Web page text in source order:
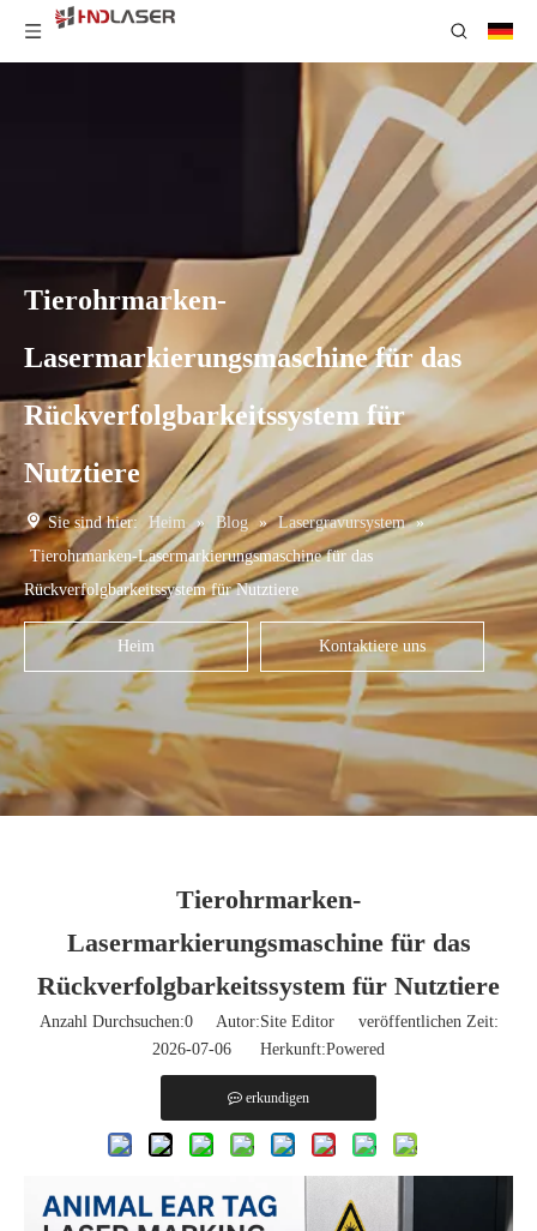
Tierohrmarken-
Lasermarkierungsmaschine für das
Rückverfolgbarkeitssystem für
Nutztiere
Sie sind hier: Heim » Blog » Lasergravursystem »
Tierohrmarken-Lasermarkierungsmaschine für das
Rückverfolgbarkeitssystem für Nutztiere
Heim Kontaktiere uns
Tierohrmarken-
Lasermarkierungsmaschine für das
Rückverfolgbarkeitssystem für Nutztiere
Anzahl Durchsuchen:0Autor:Site Editor veröffentlichen Zeit:
2026-07-06 Herkunft:Powered
erkundigen